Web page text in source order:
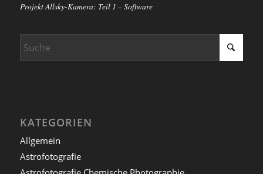
Projekt Allsky-Kamera: Teil 1 – Software
KATEGORIEN
Allgemein
Astrofotografie